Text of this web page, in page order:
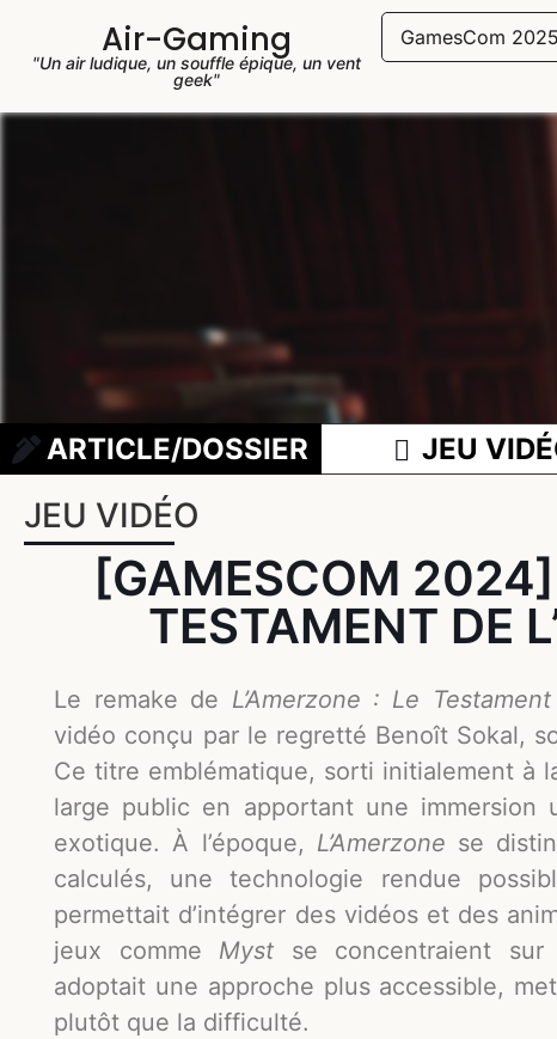
Air-Gaming
"Un air ludique, un souffle épique, un vent
geek"
GamesCom 2025
ARTICLE/DOSSIER JEU
JEU VIDÉO
[GAMESCOM 2024]
TESTAMENT DE
Le remake de L’Amerzone : Le
vidéo conçu par le regretté Benoît Sokal,
Ce titre emblématique, sorti initialement à
large public en apportant une immersion
exotique. À l’époque, L’Amerzone se
calculés, une technologie rendue
permettait d’intégrer des vidéos et des
jeux comme Myst se concentraient sur
adoptait une approche plus accessible,
plutôt que la difficulté.